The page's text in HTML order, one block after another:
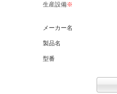
生産設備※
メーカー名
製品名
型番